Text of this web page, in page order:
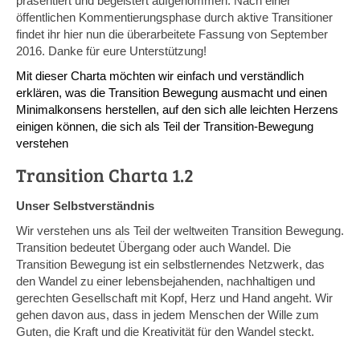
öffentlichen Kommentierungsphase durch aktive Transitioner
findet ihr hier nun die überarbeitete Fassung von September
2016. Danke für eure Unterstützung!
Mit dieser Charta möchten wir einfach und verständlich
erklären, was die Transition Bewegung ausmacht und einen
Minimalkonsens herstellen, auf den sich alle leichten Herzens
einigen können, die sich als Teil der Transition-Bewegung
verstehen
Transition Charta 1.2
Unser Selbstverständnis
Wir verstehen uns als Teil der weltweiten Transition Bewegung.
Transition bedeutet Übergang oder auch Wandel. Die
Transition Bewegung ist ein selbstlernendes Netzwerk, das
den Wandel zu einer lebensbejahenden, nachhaltigen und
gerechten Gesellschaft mit Kopf, Herz und Hand angeht. Wir
gehen davon aus, dass in jedem Menschen der Wille zum
Guten, die Kraft und die Kreativität für den Wandel steckt.